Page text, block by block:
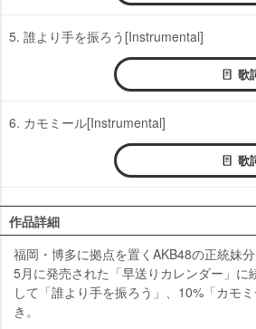
5. 誰より手を振ろう[Instrumental]
歌
6. カモミール[Instrumental]
歌
作品詳細
福岡・博多に拠点を置くAKB48の正統妹
5月に発売された「早送りカレンダー」に
して「誰より手を振ろう」、10%「カモ
き。